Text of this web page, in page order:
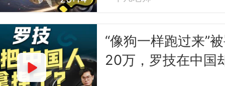
“像狗一样跑过来”
20万，罗技在中国